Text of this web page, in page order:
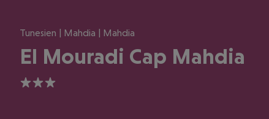
Tunesien | Mahdia | Mahdia
El Mouradi Cap Mahdia
3